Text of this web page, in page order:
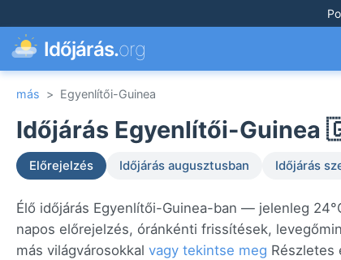
Időjárás.org
más > Egyenlítői-Guinea
Időjárás Egyenlítői-
Előrejelzés Időjárás augusztusban Időjárás
Élő időjárás Egyenlítői-Guinea-ban — jelenleg
napos előrejelzés, óránkénti frissítések,
más világvárosokkal vagy tekintse meg Részletes